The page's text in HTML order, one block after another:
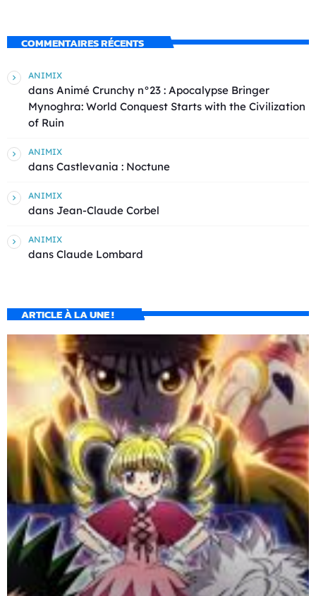
COMMENTAIRES RÉCENTS
ANIMIX
dans Animé Crunchy n°23 : Apocalypse Bringer
Mynoghra: World Conquest Starts with the Civilization
of Ruin
ANIMIX
dans Castlevania : Noctune
ANIMIX
dans Jean-Claude Corbel
ANIMIX
dans Claude Lombard
ARTICLE À LA UNE !